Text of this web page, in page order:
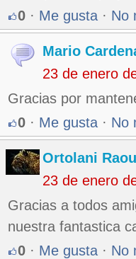
0 · Me gusta · No
Mario
23 de enero
Gracias por
0 · Me gusta · No
Ortolani
23 de enero
Gracias a todos
nuestra fantastica
0 · Me gusta · No